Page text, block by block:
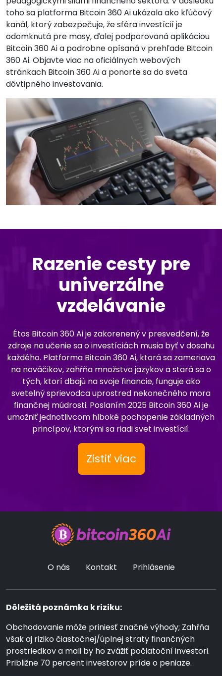
toho sa platforma Bitcoin 360 Ai ukázala ako kľúčový
kanál, ktorý zabezpečuje, že sféra investícií je
odomknutá pre masy, ďalej podporovaná aplikáciou
Bitcoin 360 Ai a podrobne opísaná v prehľade Bitcoin
360 Ai. Objavte viac na oficiálnych webových
stránkach Bitcoin 360 Ai a ponorte sa do sveta
dôvtipného investovania.
Razenie cesty pre
univerzálne
vzdelávanie
Étos Bitcoin 360 Ai je zakorenený v presvedčení, že
zdroje na učenie sa o investíciách musia byť v dosahu
každého. Platforma Bitcoin 360 Ai, ktorá sa zameriava
na nováčikov, zahŕňa množstvo jazykov a stará sa o
tých, ktorí dbajú na svoje financie, funguje ako
svetelný sprievodca uprostred nekonečného mora
finančnej múdrosti. Poslaním 2025 Bitcoin 360 Ai je
umožniť jednotlivcom hlboké pochopenie základných
princípov, ktorými sa riadi svet investícií.
Zistiť viac
O nás Kontakt Prihlásenie
Dôležitá poznámka k riziku:
Obchodovanie môže priniesť značné výhody; Zahŕňa
však aj riziko čiastočnej/úplnej straty finančných
prostriedkov a mali by ho zvážiť počiatoční investori.
Približne 70 percent investorov príde o peniaze.